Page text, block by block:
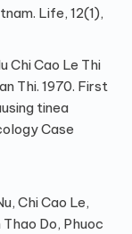
Life, 12(1),
Chi Cao Le Thi
Thi. 1970. First
tinea
Case
Chi Cao Le,
Do, Phuoc